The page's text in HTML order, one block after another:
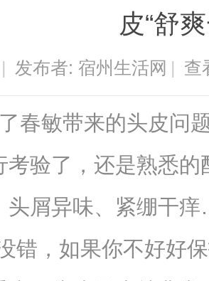
皮“舒
| 发布者: 宿州生活网 | 查
春敏带来的头皮问
考验了，还是熟悉
头屑异味、紧绷干
错，如果你不好好